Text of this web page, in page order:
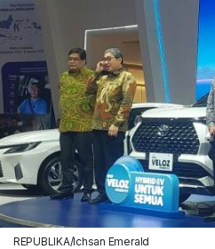
REPUBLIKA/Ichsan Emerald